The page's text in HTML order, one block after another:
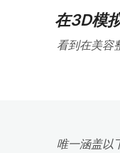
在3D模
看到在美容
唯一涵盖以